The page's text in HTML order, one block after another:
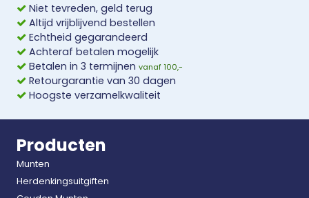
Niet tevreden, geld terug
Altijd vrijblijvend bestellen
Echtheid gegarandeerd
Achteraf betalen mogelijk
Betalen in 3 termijnen vanaf 100,-
Retourgarantie van 30 dagen
Hoogste verzamelkwaliteit
Producten
Munten
Herdenkingsuitgiften